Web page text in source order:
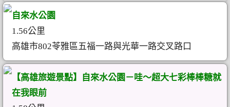
自來水公園
1.56公里
高雄市802苓雅區五福一路與光華一路交叉路口
【高雄旅遊景點】自來水公園－哇～超大七彩棒棒糖就
在我眼前